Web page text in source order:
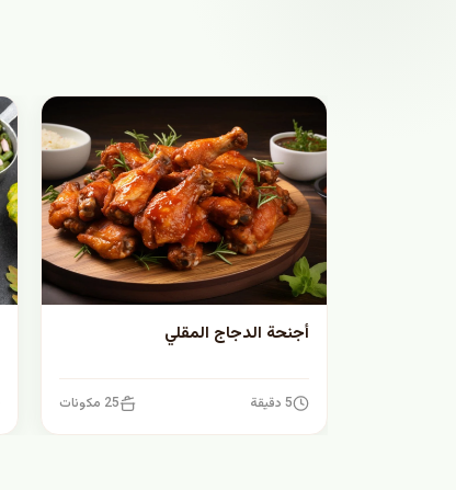
أجنحة الدجاج المقلي
5 دقيقة 25 مكونات